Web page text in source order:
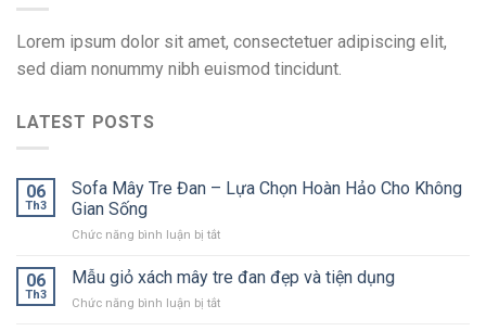
Lorem ipsum dolor sit amet, consectetuer adipiscing elit,
sed diam nonummy nibh euismod tincidunt.
LATEST POSTS
06
Th3
Sofa Mây Tre Đan – Lựa Chọn Hoàn Hảo Cho Không
Gian Sống
Chức năng bình luận bị tắtở
Mây
Đan
06
Th3
Mẫu giỏ xách mây tre đan đẹp và tiện dụng
Chức năng bình luận bị tắtở